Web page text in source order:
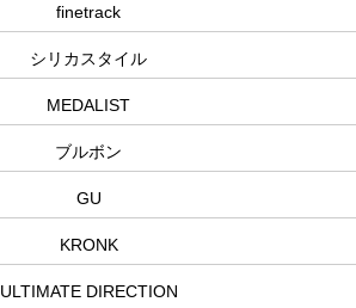
finetrack
シリカスタイル
MEDALIST
ブルボン
GU
KRONK
ULTIMATE DIRECTION